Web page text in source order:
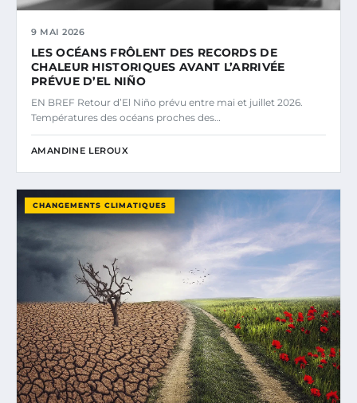
9 MAI 2026
LES OCÉANS FRÔLENT DES RECORDS DE
CHALEUR HISTORIQUES AVANT L’ARRIVÉE
PRÉVUE D’EL NIÑO
EN BREF Retour d’El Niño prévu entre mai et juillet 2026.
Températures des océans proches des…
AMANDINE LEROUX
CHANGEMENTS CLIMATIQUES